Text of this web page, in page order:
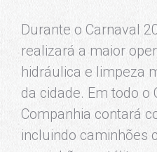
Durante o Carnaval
realizará a maior
hidráulica e limpeza
da cidade. Em todo o
Companhia contará
incluindo caminhões